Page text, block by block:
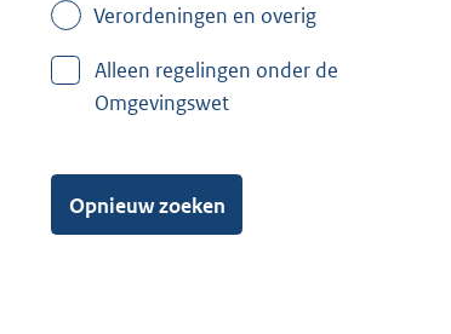
Verordeningen en overig
Alleen regelingen onder de
Omgevingswet
Opnieuw zoeken